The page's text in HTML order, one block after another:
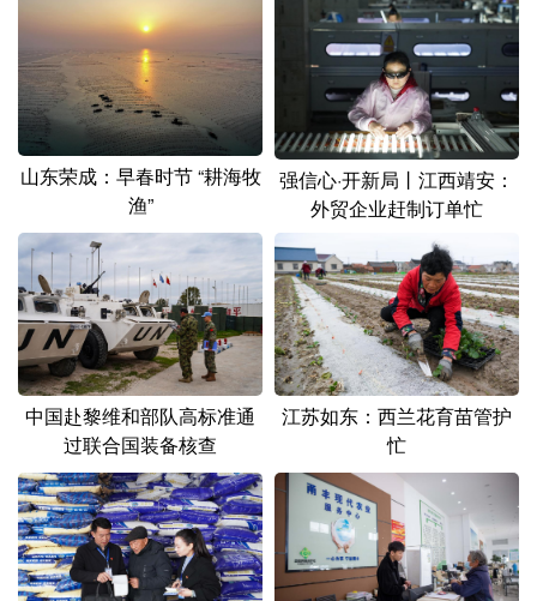
浙江 安徽 福建 江西
山东 河南 湖北 湖南
广东 广西 海南 重庆
四川 贵州 云南 西藏
陕西 宁夏
新疆 内蒙古 黑龙江
多语种频道
English Español
Русский язык 日本語 한국어
Deutsch Português
山东荣成：早春时节 “耕海牧
渔”
强信心·开新局丨江西靖安：
外贸企业赶制订单忙
中国赴黎维和部队高标准通
过联合国装备核查
江苏如东：西兰花育苗管护
忙